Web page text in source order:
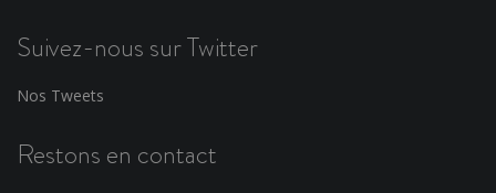
Suivez-nous sur Twitter
Nos Tweets
Restons en contact